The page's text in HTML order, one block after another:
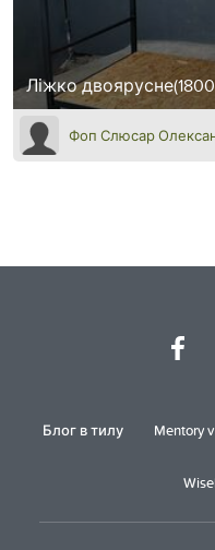
Ліжко
Фоп Слюсар
Блог в тилу Mentory